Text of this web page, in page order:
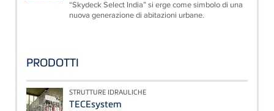
“Skydeck Select India” si erge come simbolo di una
nuova generazione di abitazioni urbane.
PRODOTTI
STRUTTURE IDRAULICHE
TECEsystem